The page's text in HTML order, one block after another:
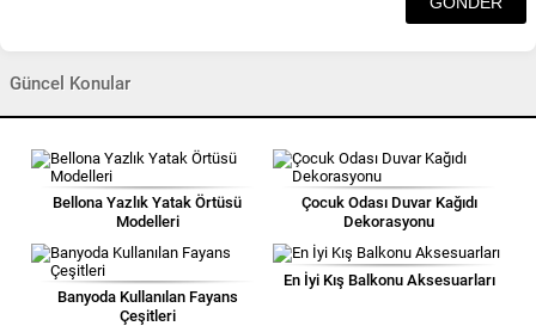
Güncel Konular
Bellona Yazlık Yatak Örtüsü
Modelleri
Çocuk Odası Duvar Kağıdı
Dekorasyonu
Banyoda Kullanılan Fayans
Çeşitleri
En İyi Kış Balkonu Aksesuarları